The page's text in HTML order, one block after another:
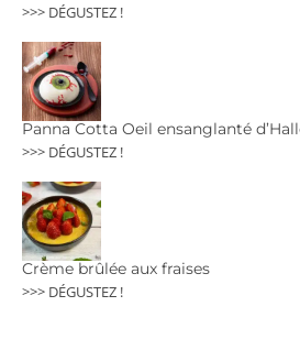
>>> DÉGUSTEZ !
Panna Cotta Oeil ensanglanté
>>> DÉGUSTEZ !
Crème brûlée aux fraises
>>> DÉGUSTEZ !